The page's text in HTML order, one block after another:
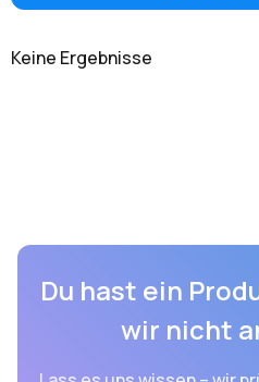
Keine Ergebnisse
Du hast ein
wir nicht